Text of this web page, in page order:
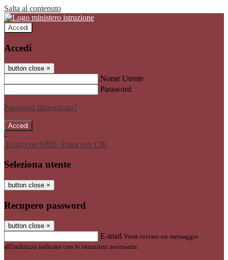
Salta al contenuto
Accedi
Accedi
button close ×
Nome Utente
Password
Password dimenticata?
-
Entra con SPID Entra con CIE
Seleziona utente
button close ×
Recupero password
button close ×
E-mail Verrà inviato un messaggio
all'indirizzo indicato con le istruzioni necessarie.